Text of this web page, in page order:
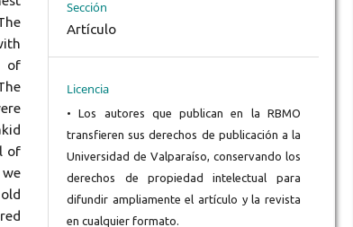
of
of
Sección
Artículo
Licencia
• Los autores que publican en la RBMO
transfieren sus derechos de publicación a la
Universidad de Valparaíso, conservando los
derechos de propiedad intelectual para
difundir ampliamente el artículo y la revista
en cualquier formato.